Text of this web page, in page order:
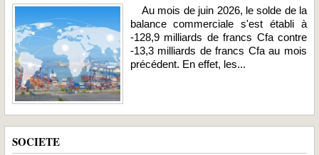
Au mois de juin 2026, le solde de la
balance commerciale s'est établi à
-128,9 milliards de francs Cfa contre
-13,3 milliards de francs Cfa au mois
précédent. En effet, les...
SOCIETE